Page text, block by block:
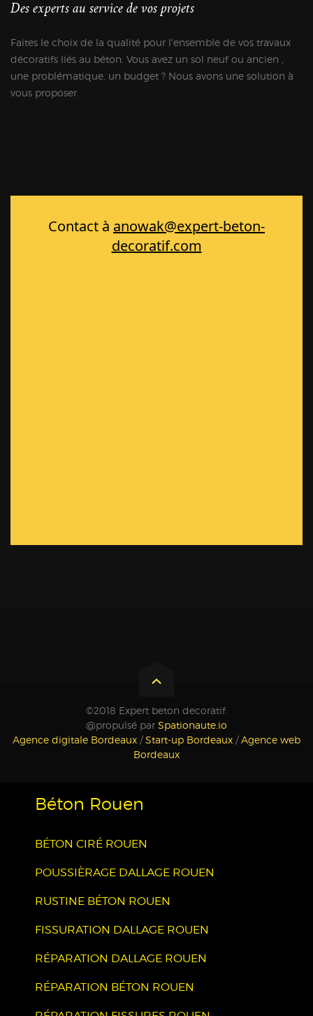
Des experts au service de vos projets
Faites le choix de la qualité pour l'ensemble de vos travaux
décoratifs liés au béton. Vous avez un sol neuf ou ancien ,
une problématique, un budget ? Nous avons une solution à
vous proposer
©2018 Expert beton decoratif.
@propulsé par Spationaute.io
Agence digitale Bordeaux /Start-up Bordeaux /Agence web
Bordeaux
Béton Rouen
BÉTON CIRÉ ROUEN
POUSSIÈRAGE DALLAGE ROUEN
RUSTINE BÉTON ROUEN
FISSURATION DALLAGE ROUEN
RÉPARATION DALLAGE ROUEN
RÉPARATION BÉTON ROUEN